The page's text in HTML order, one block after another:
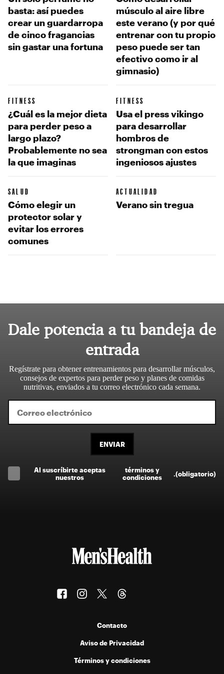
basta: así puedes
crear un guardarropa
de cinco fragancias
sin gastar una fortuna
músculo al aire libre
este verano (y por qué
entrenar con tu propio
peso puede ser tan
efectivo como ir al
gimnasio)
FITNESS
¿Cuál es la mejor dieta
para perder peso a
largo plazo?
Probablemente no sea
la que imaginas
FITNESS
Usa el press vikingo
para desarrollar
hombros de
strongman con estos
ingeniosos ajustes
SALUD
Cómo elegir un
protector solar y
evitar los errores
comunes
ACTUALIDAD
Verano sin tregua
Dale potencia a tu bandeja de
entrada
Regístrate para obtener entrenamientos para desarrollar músculos,
consejos de expertos para perder peso y planes de comidas
nutritivas, enviados a tu correo electrónico cada semana.
ENVIAR
Al suscríbirte aceptas
nuestros
términos y
condiciones
(obligatorio)
Contacto
Aviso de Privacidad
Términos y condiciones